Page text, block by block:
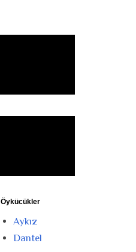
Öykücükler
Aykız
Dantel